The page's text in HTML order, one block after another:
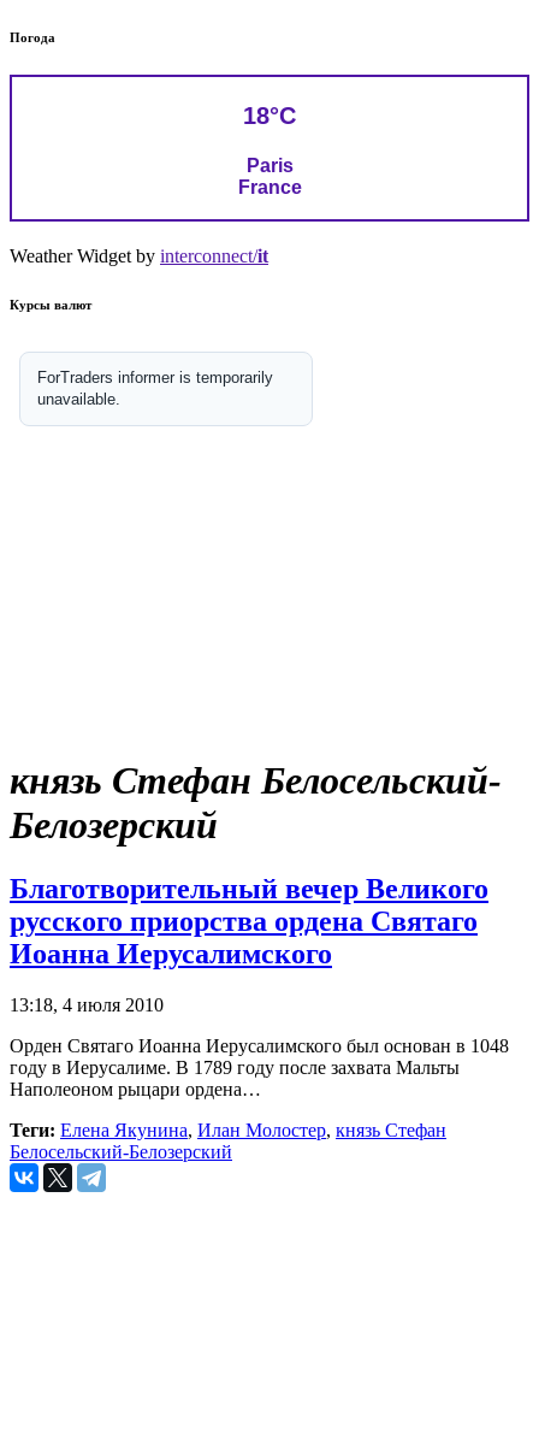
Погода
18°C
Paris
France
Weather Widget by interconnect/it
Курсы валют
князь Стефан Белосельский-
Белозерский
Благотворительный вечер Великого
русского приорства ордена Святаго
Иоанна Иерусалимского
13:18, 4 июля 2010
Орден Святаго Иоанна Иерусалимского был основан в 1048
году в Иерусалиме. В 1789 году после захвата Мальты
Наполеоном рыцари ордена…
Теги: Елена Якунина, Илан Молостер, князь Стефан
Белосельский-Белозерский